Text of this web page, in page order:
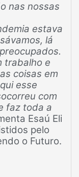
nas nossas
estava
lá
trabalho e
coisas em
esse
com
faz toda a
Esaú Eli
pelo
o Futuro.